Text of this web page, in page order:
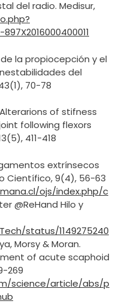
del radio. Medisur,
de la propiocepción y el
del
70-78
of stifness
following flexors
411-418
extrínsecos
Científico, 9(4), 56-63
ojs/index.php/c
@ReHand Hilo y
status/1149275240
Morsy & Moran.
of acute scaphoid
269
science/article/abs/p